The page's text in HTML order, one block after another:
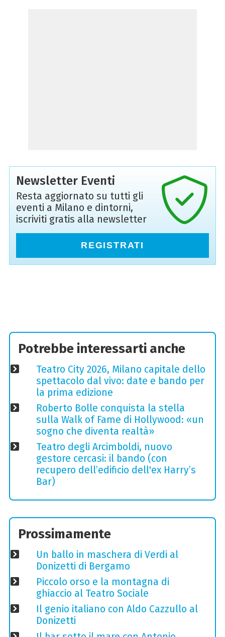
Newsletter Eventi
Resta aggiornato su tutti gli
eventi a Milano e dintorni,
iscriviti gratis alla newsletter
REGISTRATI
Potrebbe interessarti anche
Teatro City 2026, Milano capitale dello
spettacolo dal vivo: date e bando per
la prima edizione
Roberto Bolle conquista la stella
sulla Walk of Fame di Hollywood: «un
sogno che diventa realtà»
Teatro degli Arcimboldi, nuovo
gestore cercasi: il bando (con
recupero dell’edificio dell'ex Harry’s
Bar)
Prossimamente
Un ballo in maschera di Verdi al
Donizetti di Bergamo
Piccolo orso e la montagna di
ghiaccio al Teatro Sociale
Il genio italiano con Aldo Cazzullo al
Donizetti